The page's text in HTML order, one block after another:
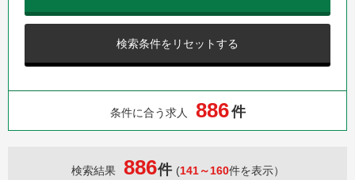
検索条件をリセットする
条件に合う求人 886件
検索結果 886件 (141～160件を表示）